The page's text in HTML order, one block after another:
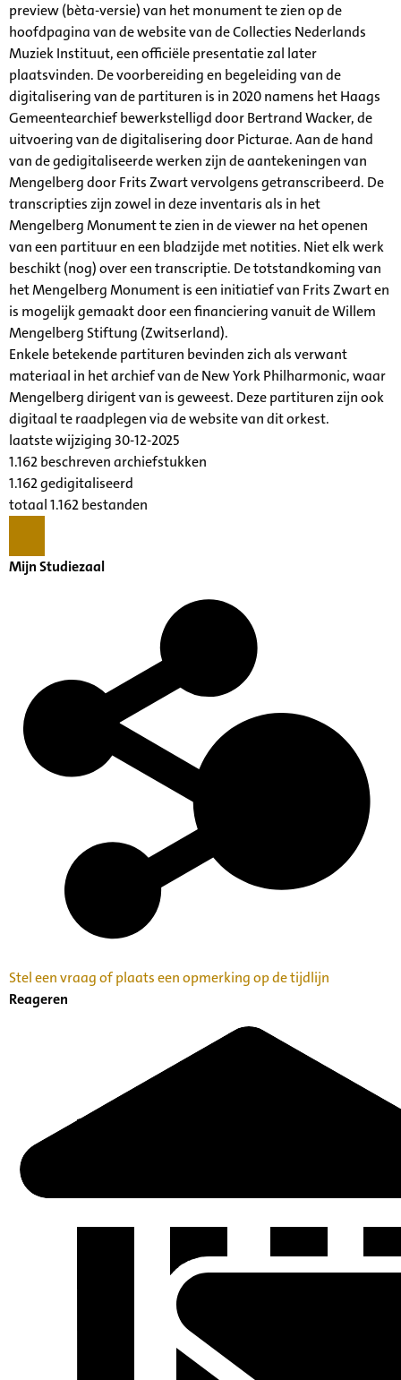
preview (bèta-versie) van het monument te zien op de
hoofdpagina van de website van de Collecties Nederlands
Muziek Instituut, een officiële presentatie zal later
plaatsvinden. De voorbereiding en begeleiding van de
digitalisering van de partituren is in 2020 namens het Haags
Gemeentearchief bewerkstelligd door Bertrand Wacker, de
uitvoering van de digitalisering door Picturae. Aan de hand
van de gedigitaliseerde werken zijn de aantekeningen van
Mengelberg door Frits Zwart vervolgens getranscribeerd. De
transcripties zijn zowel in deze inventaris als in het
Mengelberg Monument te zien in de viewer na het openen
van een partituur en een bladzijde met notities. Niet elk werk
beschikt (nog) over een transcriptie. De totstandkoming van
het Mengelberg Monument is een initiatief van Frits Zwart en
is mogelijk gemaakt door een financiering vanuit de Willem
Mengelberg Stiftung (Zwitserland).
Enkele betekende partituren bevinden zich als verwant
materiaal in het archief van de New York Philharmonic, waar
Mengelberg dirigent van is geweest. Deze partituren zijn ook
digitaal te raadplegen via de website van dit orkest.
laatste wijziging 30-12-2025
1.162 beschreven archiefstukken
1.162 gedigitaliseerd
totaal 1.162 bestanden
Mijn Studiezaal
Stel een vraag of plaats een opmerking op de tijdlijn
Reageren